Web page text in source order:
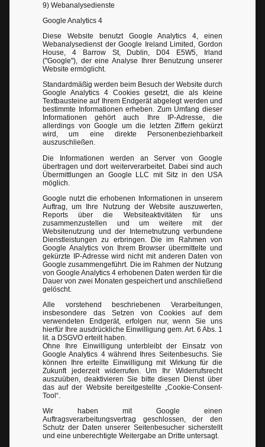
9) Webanalysedienste
Google Analytics 4
Diese Website benutzt Google Analytics 4, einen
Webanalysedienst der Google Ireland Limited, Gordon
House, 4 Barrow St, Dublin, D04 E5W5, Irland
("Google"), der eine Analyse Ihrer Benutzung unserer
Website ermöglicht.
Standardmäßig werden beim Besuch der Website durch
Google Analytics 4 Cookies gesetzt, die als kleine
Textbausteine auf Ihrem Endgerät abgelegt werden und
bestimmte Informationen erheben. Zum Umfang dieser
Informationen gehört auch Ihre IP-Adresse, die
allerdings von Google um die letzten Ziffern gekürzt
wird, um eine direkte Personenbeziehbarkeit
auszuschließen.
Die Informationen werden an Server von Google
übertragen und dort weiterverarbeitet. Dabei sind auch
Übermittlungen an Google LLC mit Sitz in den USA
möglich.
Google nutzt die erhobenen Informationen in unserem
Auftrag, um Ihre Nutzung der Website auszuwerten,
Reports über die Websiteaktivitäten für uns
zusammenzustellen und um weitere mit der
Websitenutzung und der Internetnutzung verbundene
Dienstleistungen zu erbringen. Die im Rahmen von
Google Analytics von Ihrem Browser übermittelte und
gekürzte IP-Adresse wird nicht mit anderen Daten von
Google zusammengeführt. Die im Rahmen der Nutzung
von Google Analytics 4 erhobenen Daten werden für die
Dauer von zwei Monaten gespeichert und anschließend
gelöscht.
Alle vorstehend beschriebenen Verarbeitungen,
insbesondere das Setzen von Cookies auf dem
verwendeten Endgerät, erfolgen nur, wenn Sie uns
hierfür Ihre ausdrückliche Einwilligung gem. Art. 6 Abs. 1
lit. a DSGVO erteilt haben.
Ohne Ihre Einwilligung unterbleibt der Einsatz von
Google Analytics 4 während Ihres Seitenbesuchs. Sie
können Ihre erteilte Einwilligung mit Wirkung für die
Zukunft jederzeit widerrufen. Um Ihr Widerrufsrecht
auszuüben, deaktivieren Sie bitte diesen Dienst über
das auf der Website bereitgestellte „Cookie-Consent-
Tool“.
Wir haben mit Google einen
Auftragsverarbeitungsvertrag geschlossen, der den
Schutz der Daten unserer Seitenbesucher sicherstellt
und eine unberechtigte Weitergabe an Dritte untersagt.